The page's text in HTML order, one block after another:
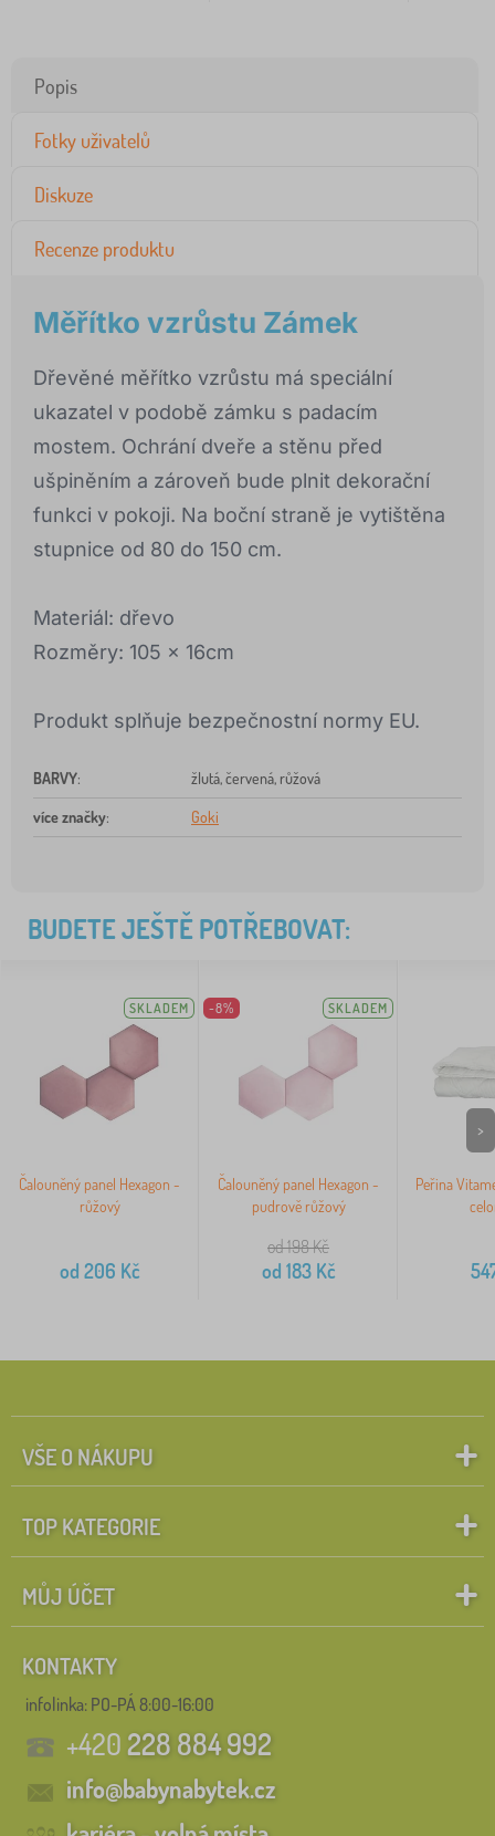
Popis
Fotky uživatelů
Diskuze
Recenze produktu
Měřítko vzrůstu Zámek
Dřevěné měřítko vzrůstu má speciální
ukazatel v podobě zámku s padacím
mostem. Ochrání dveře a stěnu před
ušpiněním a zároveň bude plnit dekorační
funkci v pokoji. Na boční straně je vytištěna
stupnice od 80 do 150 cm.
Materiál: dřevo
Rozměry: 105 x 16cm
Produkt splňuje bezpečnostní normy EU.
BARVY: žlutá, červená, růžová
více značky: Goki
BUDETE JEŠTĚ POTŘEBOVAT:
SKLADEM
Čalouněný panel Hexagon -
růžový
od 206 Kč
-8% SKLADEM
Čalouněný panel Hexagon -
pudrově růžový
od 198Kč
od 183Kč
Peřina
>
VŠE O NÁKUPU
TOP KATEGORIE
MŮJ ÚČET
KONTAKTY
infolinka: PO-PÁ 8:00-16:00
+420228 884 992
info@babynabytek.cz